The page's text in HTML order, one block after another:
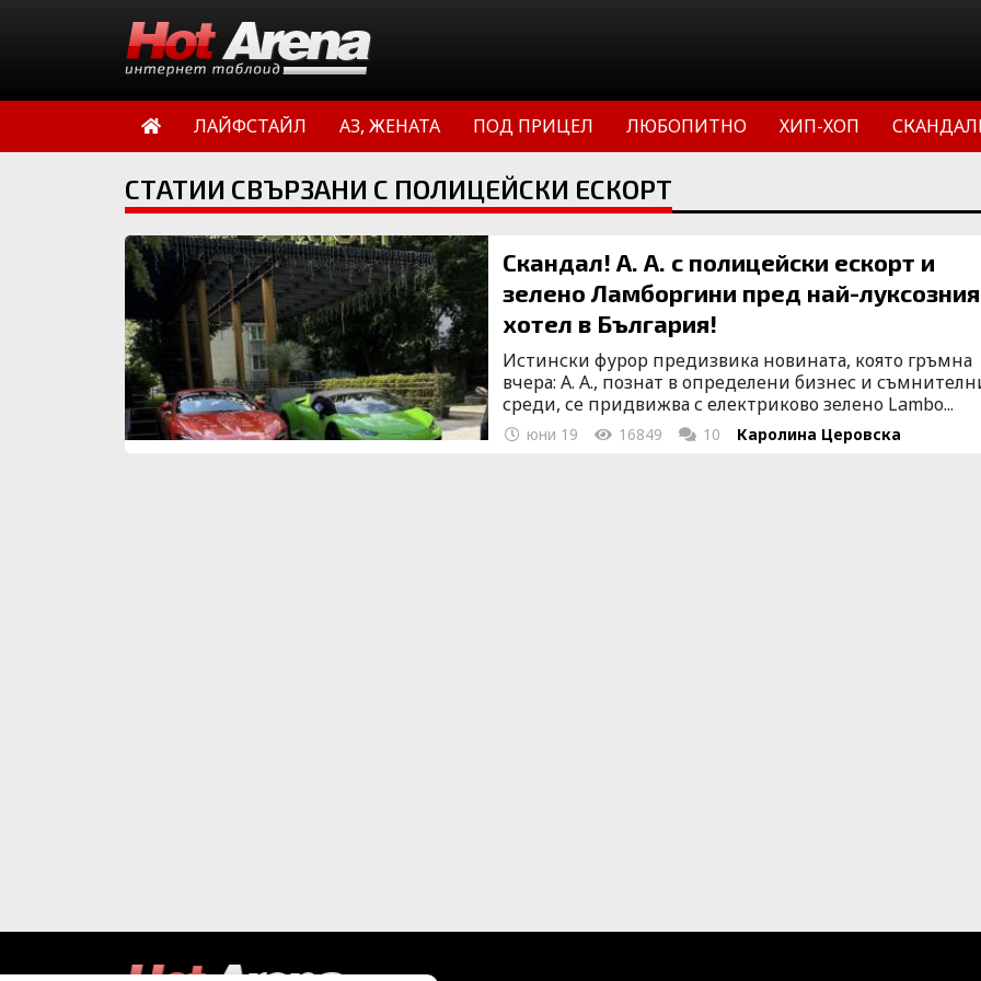
ЛАЙФСТАЙЛ АЗ, ЖЕНАТА ПОД ПРИЦЕЛ ЛЮБОПИТНО ХИП-ХОП
СТАТИИ СВЪРЗАНИ С ПОЛИЦЕЙСКИ ЕСКОРТ
Скандал! А. А. с полицейски ескорт и
зелено Ламборгини пред най-луксозния
хотел в България!
Истински фурор предизвика новината, която гръмна
вчера: А. А., познат в определени бизнес и
среди, се придвижва с електриково зелено Lambo...
юни 19 16849 10 Каролина Церовска